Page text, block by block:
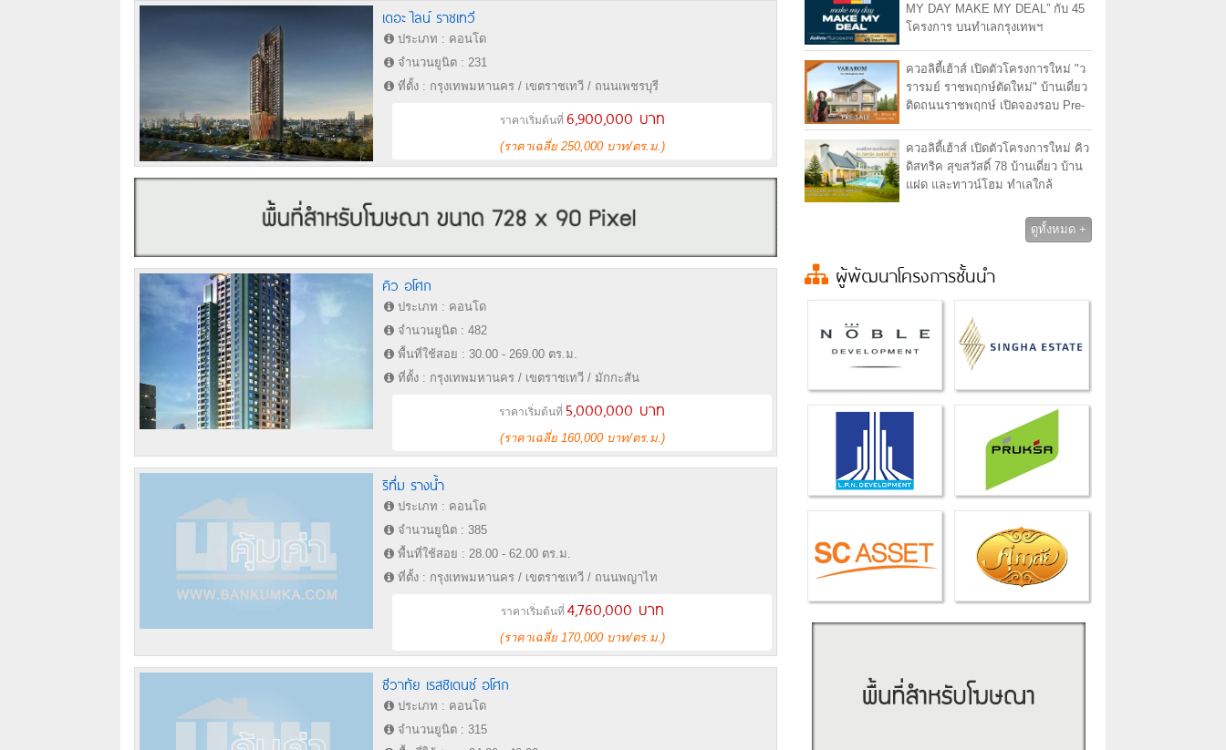
เดอะ ไลน์ ราชเทวี
ประเภท : คอนโด
จำนวนยูนิต : 231
ที่ตั้ง : กรุงเทพมหานคร / เขตราชเทวี / ถนนเพชรบุรี
ราคาเริ่มต้นที่ 6,900,000 บาท
(ราคาเฉลี่ย 250,000 บาท/ตร.ม.)
คิว อโศก
ประเภท : คอนโด
จำนวนยูนิต : 482
พื้นที่ใช้สอย : 30.00 - 269.00 ตร.ม.
ที่ตั้ง : กรุงเทพมหานคร / เขตราชเทวี / มักกะสัน
ราคาเริ่มต้นที่ 5,000,000 บาท
(ราคาเฉลี่ย 160,000 บาท/ตร.ม.)
ริทึ่ม รางน้ำ
ประเภท : คอนโด
จำนวนยูนิต : 385
พื้นที่ใช้สอย : 28.00 - 62.00 ตร.ม.
ที่ตั้ง : กรุงเทพมหานคร / เขตราชเทวี / ถนนพญาไท
ราคาเริ่มต้นที่ 4,760,000 บาท
(ราคาเฉลี่ย 170,000 บาท/ตร.ม.)
ชีวาทัย เรสซิเดนซ์ อโศก
ประเภท : คอนโด
จำนวนยูนิต : 315
MY DAY MAKE MY DEAL” กับ 45
โครงการ บนทำเลกรุงเทพฯ
ควอลิตี้เฮ้าส์ เปิดตัวโครงการใหม่ "ว
รารมย์ ราชพฤกษ์ตัดใหม่" บ้านเดี่ยว
ติดถนนราชพฤกษ์ เปิดจองรอบ Pre-
ส่วนลด 1 แสน
ควอลิตี้เฮ้าส์ เปิดตัวโครงการใหม่ คิว
ดิสทริค สุขสวัสดิ์ 78 บ้านเดี่ยว บ้าน
แฝด และทาวน์โฮม ทำเลใกล้
ดูทั้งหมด +
ผู้พัฒนาโครงการชั้นนำ